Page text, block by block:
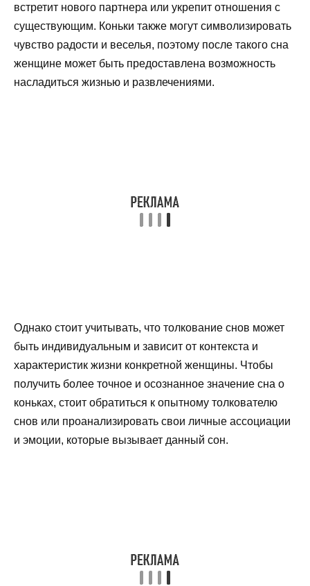
встретит нового партнера или укрепит отношения с
существующим. Коньки также могут символизировать
чувство радости и веселья, поэтому после такого сна
женщине может быть предоставлена возможность
насладиться жизнью и развлечениями.
Однако стоит учитывать, что толкование снов может
быть индивидуальным и зависит от контекста и
характеристик жизни конкретной женщины. Чтобы
получить более точное и осознанное значение сна о
коньках, стоит обратиться к опытному толкователю
снов или проанализировать свои личные ассоциации
и эмоции, которые вызывает данный сон.